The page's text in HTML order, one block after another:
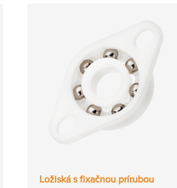
Ložiská s fixačnou prírubou